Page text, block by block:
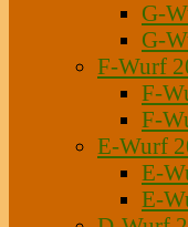
G-
G-
F-Wurf
F-
F-
E-Wurf
E-
E-